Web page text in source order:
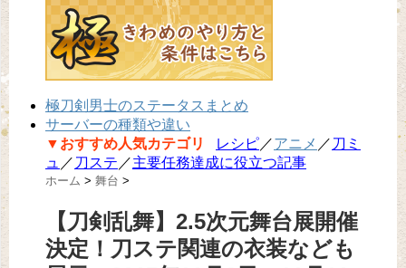
極刀剣男士のステータスまとめ
サーバーの種類や違い
▼おすすめ人気カテゴリ
レシピ／アニメ ／ 刀ミ
ュ ／ 刀ステ ／主要任務達成に役立つ記事
ホーム > 舞台 >
【刀剣乱舞】2.5次元舞台展開催
決定！刀ステ関連の衣装なども